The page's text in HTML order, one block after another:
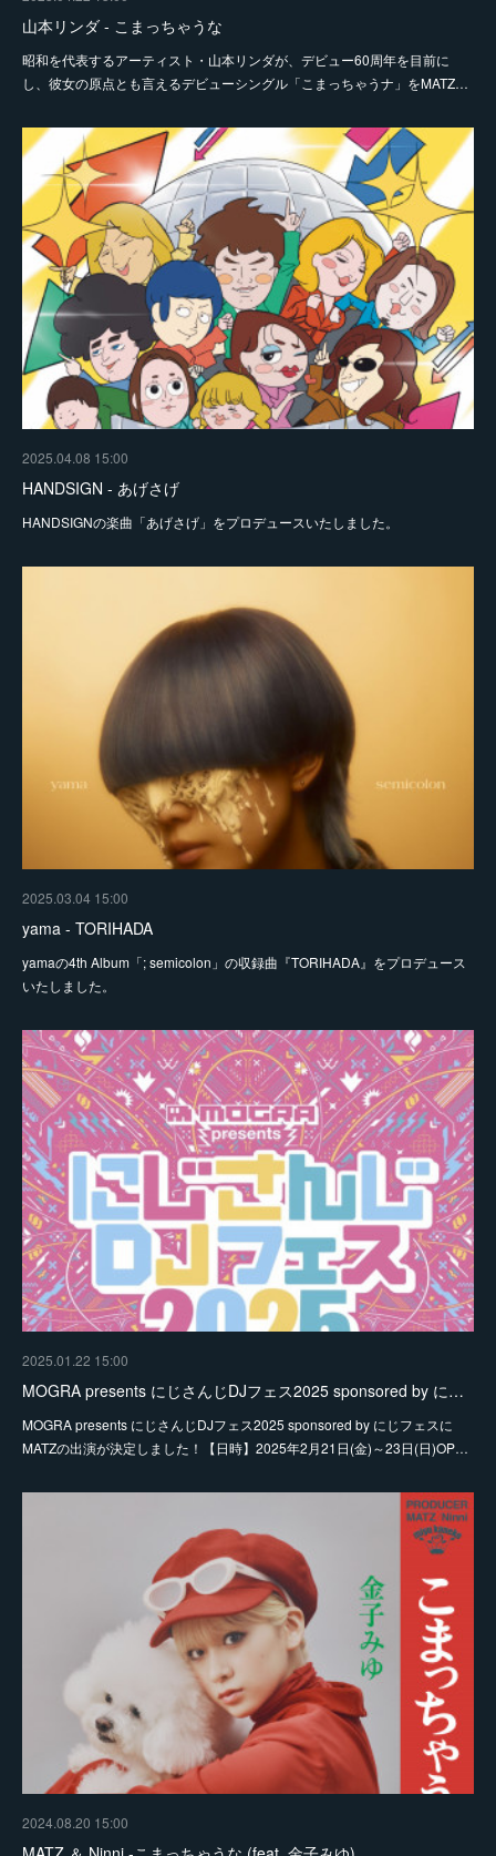
山本リンダ - こまっちゃうな
昭和を代表するアーティスト・山本リンダが、デビュー60周年を目前に
し、彼女の原点とも言えるデビューシングル「こまっちゃうナ」をMATZ…
2025.04.08 15:00
HANDSIGN - あげさげ
HANDSIGNの楽曲「あげさげ」をプロデュースいたしました。
2025.03.04 15:00
yama - TORIHADA
yamaの4th Album「; semicolon」の収録曲『TORIHADA』をプロデュース
いたしました。
2025.01.22 15:00
MOGRA presents にじさんじDJフェス2025 sponsored by に…
MOGRA presents にじさんじDJフェス2025 sponsored by にじフェスに
MATZの出演が決定しました！【日時】2025年2月21日(金)～23日(日)OP…
2024.08.20 15:00